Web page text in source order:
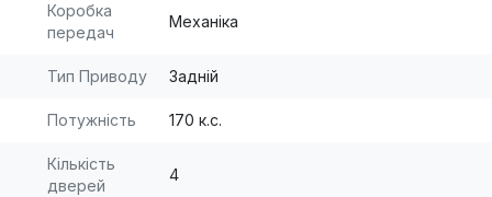
Коробка
передач
Механіка
Тип Приводу Задній
Потужність 170 к.с.
Кількість
дверей
4